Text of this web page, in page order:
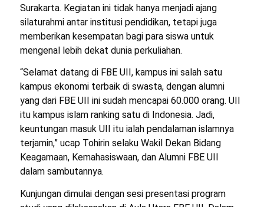
Surakarta. Kegiatan ini tidak hanya menjadi ajang
silaturahmi antar institusi pendidikan, tetapi juga
memberikan kesempatan bagi para siswa untuk
mengenal lebih dekat dunia perkuliahan.
“Selamat datang di FBE UII, kampus ini salah satu
kampus ekonomi terbaik di swasta, dengan alumni
yang dari FBE UII ini sudah mencapai 60.000 orang. UII
itu kampus islam ranking satu di Indonesia. Jadi,
keuntungan masuk UII itu ialah pendalaman islamnya
terjamin,” ucap Tohirin selaku Wakil Dekan Bidang
Keagamaan, Kemahasiswaan, dan Alumni FBE UII
dalam sambutannya.
Kunjungan dimulai dengan sesi presentasi program